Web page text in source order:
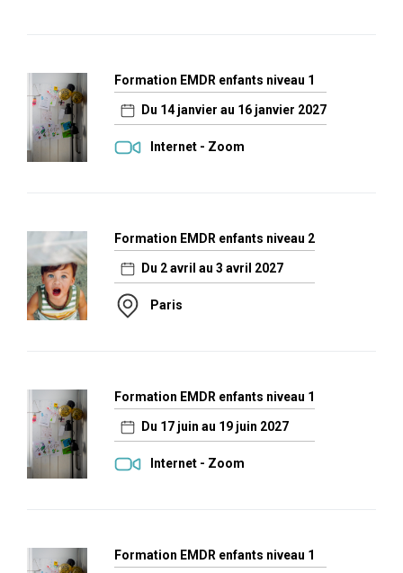
Formation EMDR enfants niveau 1
Du 14 janvier au 16 janvier 2027
Internet - Zoom
Formation EMDR enfants niveau 2
Du 2 avril au 3 avril 2027
Paris
Formation EMDR enfants niveau 1
Du 17 juin au 19 juin 2027
Internet - Zoom
Formation EMDR enfants niveau 1